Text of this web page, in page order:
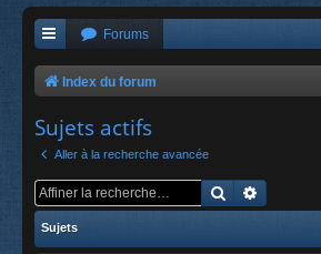
Forums
Index du forum
Sujets actifs
Aller à la recherche avancée
Rechercher
Sujets